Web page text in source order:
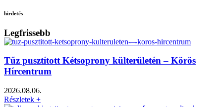
hirdetés
Legfrissebb
Tűz pusztított Kétsoprony külterületén – Körös
Hírcentrum
2026.08.06.
Részletek +